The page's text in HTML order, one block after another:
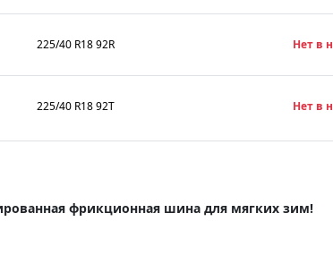
225/40 R18 92R Нет в
225/40 R18 92T Нет в
фрикционная шина для мягких зим!